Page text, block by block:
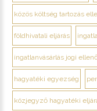
közös költség tartozás
földhivatali eljárás
ingatlanvásárlás jogi
hagyatéki egyezség
közjegyző hagyatéki